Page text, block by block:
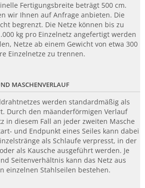
Fertigungsbreite beträgt 500 cm.
wir Ihnen auf Anfrage anbieten. Die
begrenzt. Die Netze können bis zu
kg pro Einzelnetz angefertigt werden
Netze ab einem Gewicht von etwa 300
Einzelnetze zu trennen.
MASCHENVERLAUF
werden standardmäßig als
Durch den mäanderförmigen Verlauf
in diesem Fall an jeder zweiten Masche
und Endpunkt eines Seiles kann dabei
als Schlaufe verpresst, in der
als Kausche ausgeführt werden. Je
Seitenverhältnis kann das Netz aus
einzelnen Stahlseilen bestehen.